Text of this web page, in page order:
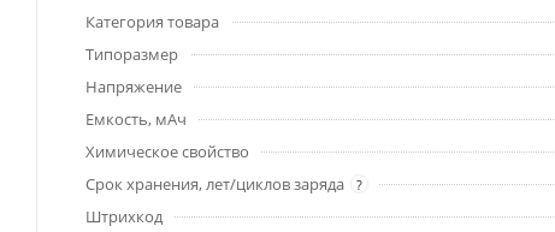
Категория товара
Типоразмер
Напряжение
Емкость, мАч
Химическое свойство
Срок хранения, лет/циклов заряда
?
Штрихкод